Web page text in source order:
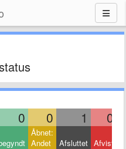
0 0 1 0
Åbnet:
Andet
Afsluttet Afvist